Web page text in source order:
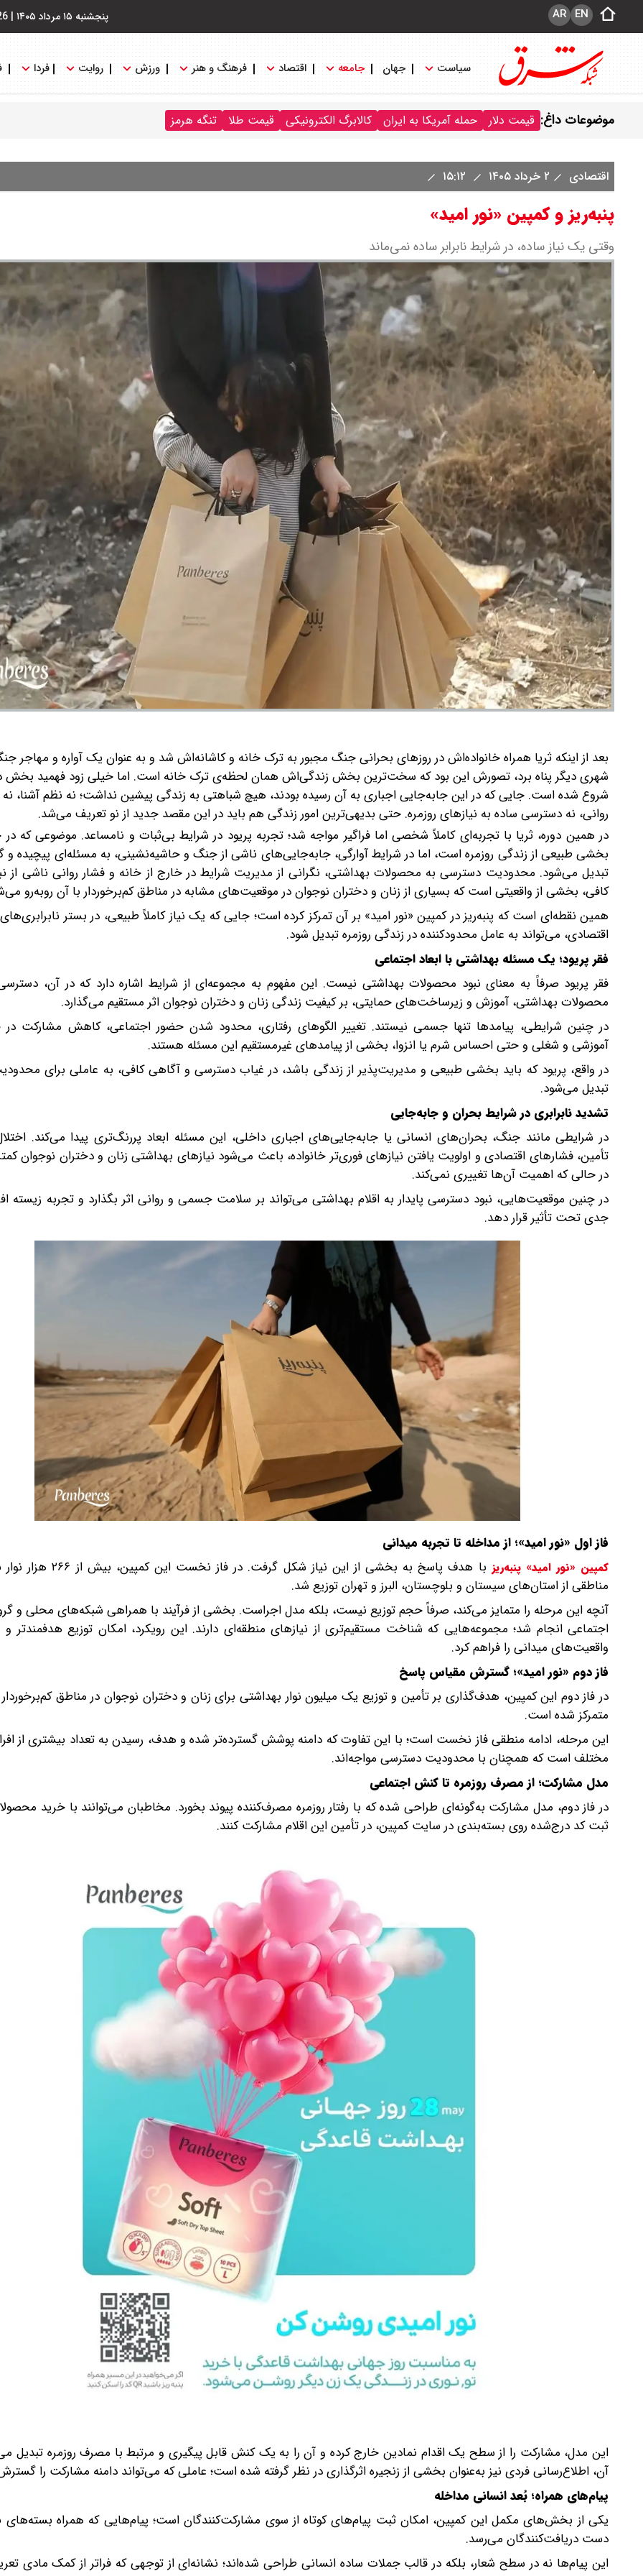
پنجشنبه ۱۵ مرداد ۱۴۰۵ | EN
AR
سیاست جهان جامعه اقتصاد فرهنگ و هنر ورزش روایت فردا
موضوعات داغ: قیمت دلار حمله آمریکا به ایران کالابرگ الکترونیکی قیمت طلا تنگه هرمز
اقتصادی ۲ خرداد ۱۴۰۵
پنبه‌ریز و کمپین «نور امید»
وقتی یک نیاز ساده، در شرایط نابرابر ساده نمی‌ماند
بعد از اینکه ثریا همراه خانواده‌اش در روزهای بحرانی جنگ مجبور به ترک خانه و کاشانه‌اش شد و به عنوان یک آواره و مهاجر
شهری دیگر پناه برد، تصورش این بود که سخت‌ترین بخش زندگی‌اش همان لحظه‌ی ترک خانه است. اما خیلی زود فهمید بخش
شروع شده است. جایی که در این جابه‌جایی اجباری به آن رسیده بودند، هیچ شباهتی به زندگی پیشین نداشت؛ نه نظم آشنا،
روانی، نه دسترسی ساده به نیازهای روزمره. حتی بدیهی‌ترین امور زندگی هم باید در این مقصد جدید از نو تعریف می‌شد.
در همین دوره، ثریا با تجربه‌ای کاملاً شخصی اما فراگیر مواجه شد؛ تجربه پریود در شرایط بی‌ثبات و نامساعد. موضوعی که
بخشی طبیعی از زندگی روزمره است، اما در شرایط آوارگی، جابه‌جایی‌های ناشی از جنگ و حاشیه‌نشینی، به مسئله‌ای پیچیده و
تبدیل می‌شود. محدودیت دسترسی به محصولات بهداشتی، نگرانی از مدیریت شرایط در خارج از خانه و فشار روانی ناشی از
کافی، بخشی از واقعیتی است که بسیاری از زنان و دختران نوجوان در موقعیت‌های مشابه در مناطق کم‌برخوردار با آن روبه‌رو
همین نقطه‌ای است که پنبه‌ریز در کمپین «نور امید» بر آن تمرکز کرده است؛ جایی که یک نیاز کاملاً طبیعی، در بستر
اقتصادی، می‌تواند به عامل محدودکننده در زندگی روزمره تبدیل شود.
فقر پریود؛ یک مسئله بهداشتی با ابعاد اجتماعی
فقر پریود صرفاً به معنای نبود محصولات بهداشتی نیست. این مفهوم به مجموعه‌ای از شرایط اشاره دارد که در آن،
محصولات بهداشتی، آموزش و زیرساخت‌های حمایتی، بر کیفیت زندگی زنان و دختران نوجوان اثر مستقیم می‌گذارد.
در چنین شرایطی، پیامدها تنها جسمی نیستند. تغییر الگوهای رفتاری، محدود شدن حضور اجتماعی، کاهش مشارکت در
آموزشی و شغلی و حتی احساس شرم یا انزوا، بخشی از پیامدهای غیرمستقیم این مسئله هستند.
در واقع، پریود که باید بخشی طبیعی و مدیریت‌پذیر از زندگی باشد، در غیاب دسترسی و آگاهی کافی، به عاملی برای
تبدیل می‌شود.
تشدید نابرابری در شرایط بحران و جابه‌جایی
در شرایطی مانند جنگ، بحران‌های انسانی یا جابه‌جایی‌های اجباری داخلی، این مسئله ابعاد پررنگ‌تری پیدا می‌کند.
تأمین، فشارهای اقتصادی و اولویت یافتن نیازهای فوری‌تر خانواده، باعث می‌شود نیازهای بهداشتی زنان و دختران نوجوان
در حالی که اهمیت آن‌ها تغییری نمی‌کند.
در چنین موقعیت‌هایی، نبود دسترسی پایدار به اقلام بهداشتی می‌تواند بر سلامت جسمی و روانی اثر بگذارد و تجربه زیسته
جدی تحت تأثیر قرار دهد.
فاز اول «نور امید»؛ از مداخله تا تجربه میدانی
کمپین «نور امید» پنبه‌ریز
با هدف پاسخ به بخشی از این نیاز شکل گرفت.
مناطقی از استان‌های سیستان و بلوچستان، البرز و تهران توزیع شد.
آنچه این مرحله را متمایز می‌کند، صرفاً حجم توزیع نیست، بلکه مدل اجراست. بخشی از فرآیند با همراهی شبکه‌های محلی و
اجتماعی انجام شد؛ مجموعه‌هایی که شناخت مستقیم‌تری از نیازهای منطقه‌ای دارند. این رویکرد، امکان توزیع هدفمندتر و
واقعیت‌های میدانی را فراهم کرد.
فاز دوم «نور امید»؛ گسترش مقیاس پاسخ
در فاز دوم این کمپین، هدف‌گذاری بر تأمین و توزیع یک میلیون نوار بهداشتی برای زنان و دختران نوجوان در مناطق
متمرکز شده است.
این مرحله، ادامه منطقی فاز نخست است؛ با این تفاوت که دامنه پوشش گسترده‌تر شده و هدف، رسیدن به تعداد بیشتری از
مختلف است که همچنان با محدودیت دسترسی مواجه‌اند.
مدل مشارکت؛ از مصرف روزمره تا کنش اجتماعی
در فاز دوم، مدل مشارکت به‌گونه‌ای طراحی شده که با رفتار روزمره مصرف‌کننده پیوند بخورد. مخاطبان می‌توانند با خرید
ثبت کد درج‌شده روی بسته‌بندی در سایت کمپین، در تأمین این اقلام مشارکت کنند.
این مدل، مشارکت را از سطح یک اقدام نمادین خارج کرده و آن را به یک کنش قابل پیگیری و مرتبط با مصرف روزمره تبدیل
آن، اطلاع‌رسانی فردی نیز به‌عنوان بخشی از زنجیره اثرگذاری در نظر گرفته شده است؛ عاملی که می‌تواند دامنه مشارکت را
پیام‌های همراه؛ بُعد انسانی مداخله
یکی از بخش‌های مکمل این کمپین، امکان ثبت پیام‌های کوتاه از سوی مشارکت‌کنندگان است؛ پیام‌هایی که همراه بسته‌های
دست دریافت‌کنندگان می‌رسد.
این پیام‌ها نه در سطح شعار، بلکه در قالب جملات ساده انسانی طراحی شده‌اند؛ نشانه‌ای از توجهی که فراتر از کمک مادی